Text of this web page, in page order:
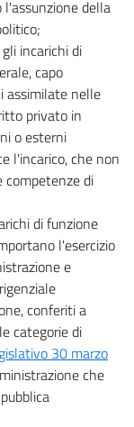
della
incarichi di
capo
assimilate nelle
privato in
o esterni
l'incarico, che non
competenze di
di funzione
l'esercizio
e
conferiti a
categorie di
30 marzo
che